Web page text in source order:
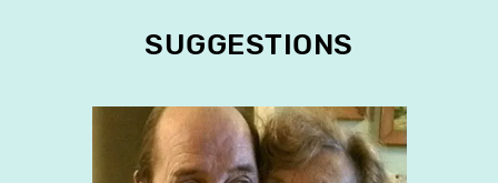
SUGGESTIONS